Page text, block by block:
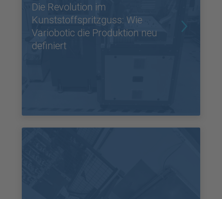
Die Revolution im
Kunststoffspritzguss: Wie
Variobotic die Produktion neu
definiert